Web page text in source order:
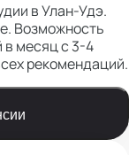
в Улан-Удэ.
Возможность
в месяц с 3-4
рекомендаций.